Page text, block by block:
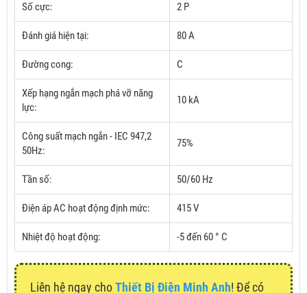
Số cực: 2 P
Đánh giá hiện tại: 80 A
Đường cong: C
Xếp hạng ngắn mạch phá vỡ năng
lực:
10 kA
Công suất mạch ngắn - IEC 947,2
50Hz:
75%
Tần số: 50/60 Hz
Điện áp AC hoạt động định mức: 415 V
Nhiệt độ hoạt động: -5 đến 60 ° C
Liên hệ ngay choThiết Bị Điện Minh Anh! Để có